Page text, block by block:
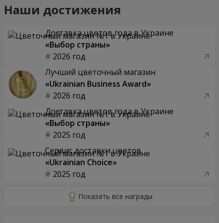
Наши достижения
Доставка цветов года в Украине
«Выбор страны»
2026 год
Лучший цветочный магазин
«Ukrainian Business Award»
2026 год
Доставка цветов года в Украине
«Выбор страны»
2025 год
Сервис доставки цветов
«Ukrainian Choice»
2025 год